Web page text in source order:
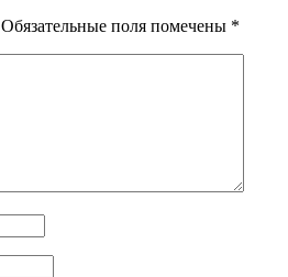
Обязательные поля помечены *